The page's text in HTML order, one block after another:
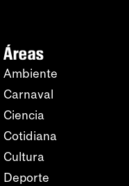
Áreas
Ambiente
Carnaval
Ciencia
Cotidiana
Cultura
Deporte